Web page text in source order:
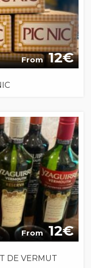
From 12
From 12
DE VERMUT